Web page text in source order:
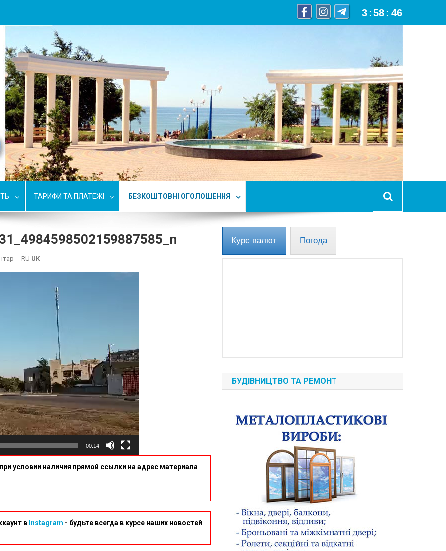
3 :58 : 47
ТАРИФИ ТА ПЛАТЕЖІ БЕЗКОШТОВНІ ОГОЛОШЕННЯ
RU UK
00:14
условии наличия прямой ссылки на адрес материала
в Instagram - будьте всегда в курсе наших новостей
Курс валют Погода
БУДІВНИЦТВО ТА РЕМОНТ